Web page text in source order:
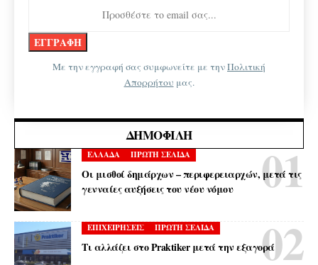
Με την εγγραφή σας συμφωνείτε με τηνΠολιτική
Απορρήτου μας.
ΔΗΜΟΦΙΛΉ
ΕΛΛΑΔΑ ΠΡΩΤΗ ΣΕΛΙΔΑ
Οι μισθοί δημάρχων – περιφερειαρχών, μετά τις
γενναίες αυξήσεις του νέου νόμου
ΕΠΙΧΕΙΡΗΣΕΙΣ ΠΡΩΤΗ ΣΕΛΙΔΑ
Τι αλλάζει στο Praktiker μετά την εξαγορά